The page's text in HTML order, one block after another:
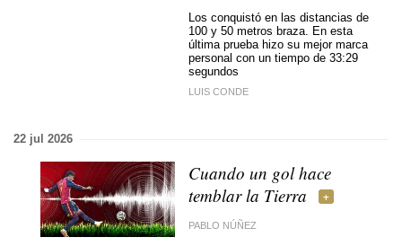
Los conquistó en las distancias de
100 y 50 metros braza. En esta
última prueba hizo su mejor marca
personal con un tiempo de 33:29
segundos
LUIS CONDE
22 jul 2026
Cuando un gol hace
temblar la Tierra
PABLO NÚÑEZ